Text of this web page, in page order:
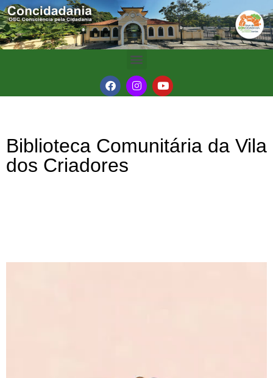
Biblioteca Comunitária da Vila
dos Criadores